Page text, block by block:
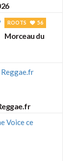
ROOTS 56
Morceau du